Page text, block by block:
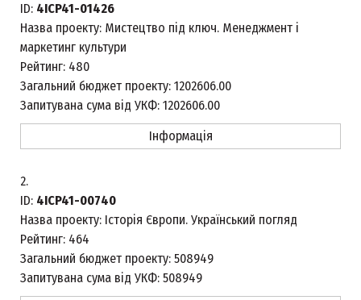
ID: 4ICP41-01426
Назва проекту: Мистецтво під ключ. Менеджмент і
маркетинг культури
Рейтинг: 480
Загальний бюджет проекту: 1202606.00
Запитувана сума від УКФ: 1202606.00
Інформація
2.
ID: 4ICP41-00740
Назва проекту: Історія Європи. Український погляд
Рейтинг: 464
Загальний бюджет проекту: 508949
Запитувана сума від УКФ: 508949